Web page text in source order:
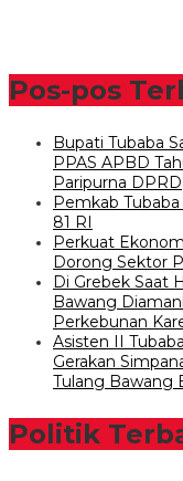
Pos-pos
Bupati Tubaba
PPAS APBD
Paripurna DPRD
Pemkab
81 RI
Perkuat
Dorong Sektor
Di Grebek Saat
Bawang
Perkebunan
Asisten II
Gerakan
Tulang Bawang
Politik